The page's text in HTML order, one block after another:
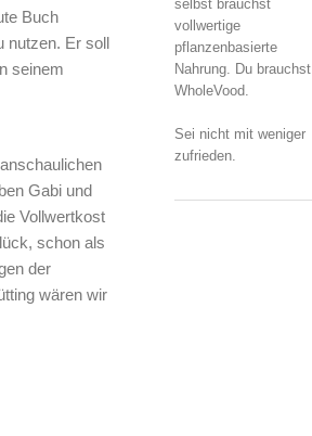
Buch
nutzen. Er soll
seinem
Gabi und
Vollwertkost
schon als
der
wären wir
selbst brauchst
vollwertige
pflanzenbasierte
Nahrung. Du brauchst
WholeVood.
Sei nicht mit weniger
zufrieden.